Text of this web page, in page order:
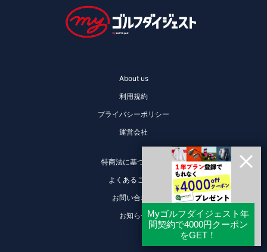
About us
利用規約
プライバシーポリシー
運営会社
特商法に基づく表記
よくあるご質問
お問い合わせ
お知らせ